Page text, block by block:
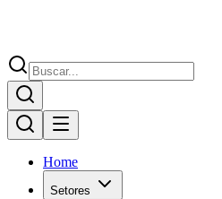
Home
Setores